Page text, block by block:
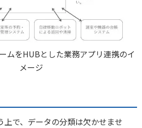
をHUBとした業務アプリ連携のイ
メージ
上で、データの分類は欠かせませ